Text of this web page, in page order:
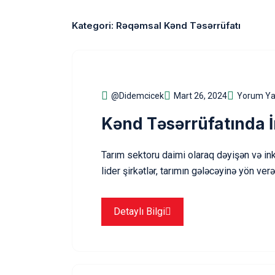
Kategori: Rəqəmsal Kənd Təsərrüfatı
@didemcicek Mart 26, 2024 Yorum
Kənd Təsərrüfatında
Tarım sektoru daimi olaraq dəyişən və
lider şirkətlər, tarımın gələcəyinə yön
Detaylı Bilgi